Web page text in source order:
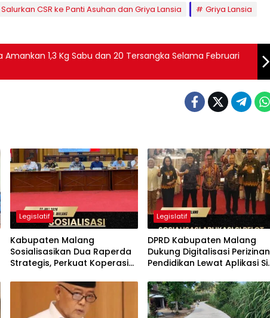
CSR ke Panti Asuhan dan Griya Lansia
Griya Lansia
Amankan 1,3 Kg Sabu dan 20 Tersangka Selama Februari
Legislatif
Kabupaten Malang
Sosialisasikan Dua Raperda
Strategis, Perkuat Koperasi
Daerah
Legislatif
DPRD Kabupaten Malang
Dukung Digitalisasi Perizinan
Pendidikan Lewat Aplikasi Si